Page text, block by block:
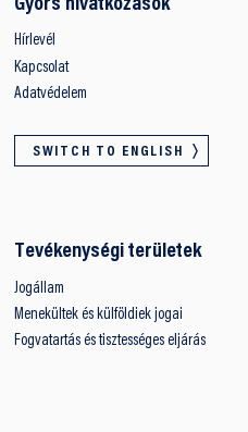
Gyors hivatkozások
Hírlevél
Kapcsolat
Adatvédelem
SWITCH TO ENGLISH
Tevékenységi területek
Jogállam
Menekültek és külföldiek jogai
Fogvatartás és tisztességes eljárás